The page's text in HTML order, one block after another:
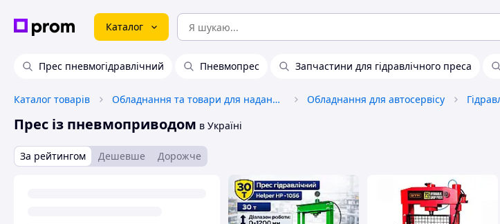
Каталог
Прес пневмогідравлічний Пневмопрес Запчастини для гідравлічного преса
Каталог товарів Обладнання та товари для надання послуг Обладнання для автосервісу
Прес із пневмоприводом в Україні
За рейтингом Дешевше Дорожче